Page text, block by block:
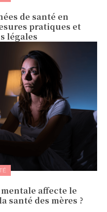
de santé en
pratiques et
légales
affecte le
santé des mères ?